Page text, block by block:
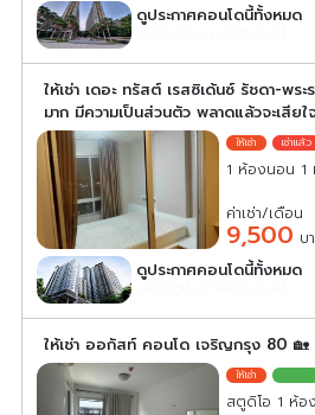
ดูประกาศคอนโดนี้ทั้งหมด
เลือกดูประกาศคอนโดนี้
ให้เช่า เดอะ ทรัสต์ เรสซิเด้นซ์ รัชดา-พร
มาก มีความเป็นส่วนตัว พลาดแล้วจะเสียใ
1 ห้องนอน 1
ค่าเช่า/เดือน
9,500 บ
ดูประกาศคอนโดนี้ทั้งหมด
เลือกดูประกาศคอนโดนี้
ให้เช่า ออกัสท์ คอนโด เจริญกรุง 80 🏡
สตูดิโอ 1 ห้อ